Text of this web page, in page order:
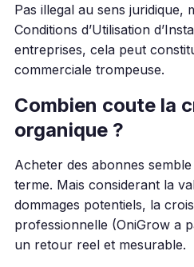
Pas illegal au sens juridique,
Conditions d’Utilisation
entreprises, cela peut
commerciale trompeuse.
Combien coute la
organique ?
Acheter des abonnes
terme. Mais considerant la
dommages potentiels, la
professionnelle (OniGrow a
un retour reel et mesurable.